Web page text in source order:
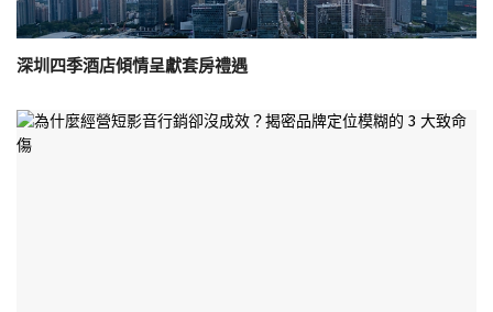
深圳四季酒店傾情呈獻套房禮遇